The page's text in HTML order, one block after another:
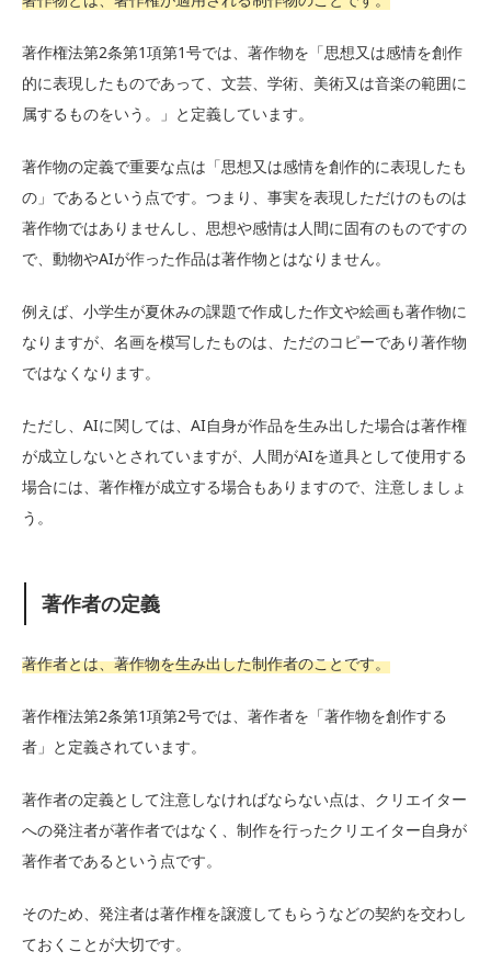
著作権法第2条第1項第1号では、著作物を「思想又は感情を創作
的に表現したものであって、文芸、学術、美術又は音楽の範囲に
属するものをいう。」と定義しています。
著作物の定義で重要な点は「思想又は感情を創作的に表現したも
の」であるという点です。つまり、事実を表現しただけのものは
著作物ではありませんし、思想や感情は人間に固有のものですの
で、動物やAIが作った作品は著作物とはなりません。
例えば、小学生が夏休みの課題で作成した作文や絵画も著作物に
なりますが、名画を模写したものは、ただのコピーであり著作物
ではなくなります。
ただし、AIに関しては、AI自身が作品を生み出した場合は著作権
が成立しないとされていますが、人間がAIを道具として使用する
場合には、著作権が成立する場合もありますので、注意しましょ
う。
著作者の定義
著作者とは、著作物を生み出した制作者のことです。
著作権法第2条第1項第2号では、著作者を「著作物を創作する
者」と定義されています。
著作者の定義として注意しなければならない点は、クリエイター
への発注者が著作者ではなく、制作を行ったクリエイター自身が
著作者であるという点です。
そのため、発注者は著作権を譲渡してもらうなどの契約を交わし
ておくことが大切です。